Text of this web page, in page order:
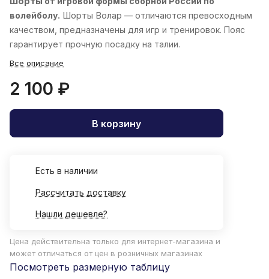
волейболу. Шорты Волар — отличаются превосходным
качеством, предназначены для игр и тренировок. Пояс
гарантирует прочную посадку на талии.
Все описание
2 100 ₽
В корзину
Есть в наличии
Рассчитать доставку
Нашли дешевле?
Цена действительна только для интернет-магазина и
может отличаться от цен в розничных магазинах
Посмотреть размерную таблицу